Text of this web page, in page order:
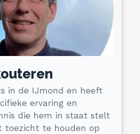
in de IJmond en heeft
ervaring en
die hem in staat stelt
toezicht te houden op